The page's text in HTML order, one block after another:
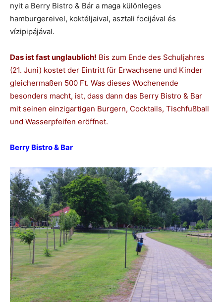
nyit a Berry Bistro & Bár a maga különleges
hamburgereivel, koktéljaival, asztali focijával és
vízipipájával.
Das ist fast unglaublich! Bis zum Ende des Schuljahres
(21. Juni) kostet der Eintritt für Erwachsene und Kinder
gleichermaßen 500 Ft. Was dieses Wochenende
besonders macht, ist, dass dann das Berry Bistro & Bar
mit seinen einzigartigen Burgern, Cocktails, Tischfußball
und Wasserpfeifen eröffnet.
Berry Bistro & Bar